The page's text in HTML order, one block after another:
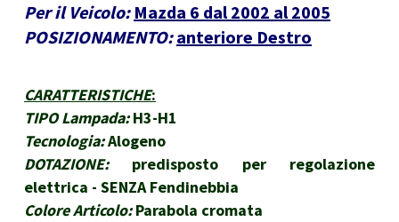
Per il Veicolo: Mazda 6 dal 2002 al 2005
POSIZIONAMENTO: anteriore Destro
CARATTERISTICHE:
TIPO Lampada: H3-H1
Tecnologia:Alogeno
DOTAZIONE:
predisposto per regolazione
elettrica - SENZA Fendinebbia
Colore Articolo: Parabola cromata